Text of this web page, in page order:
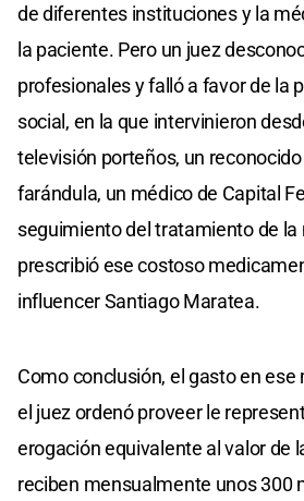
de diferentes instituciones y la
la paciente. Pero un juez
profesionales y falló a favor de la
social, en la que intervinieron
televisión porteños, un
farándula, un médico de Capital
seguimiento del tratamiento de la
prescribió ese costoso
influencer Santiago Maratea.
Como conclusión, el gasto en
el juez ordenó proveer le
erogación equivalente al valor de
reciben mensualmente unos 300